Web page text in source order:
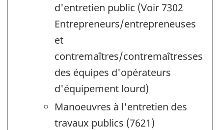
d'entretien public (Voir 7302
Entrepreneurs/entrepreneuses
et
contremaîtres/contremaîtresses
des équipes d'opérateurs
d'équipement lourd)
Manoeuvres à l'entretien des
travaux publics (7621)